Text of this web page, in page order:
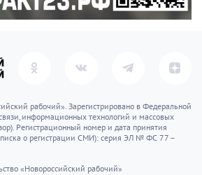
рабочий». Зарегистрировано в Федеральной
информационных технологий и массовых
Регистрационный номер и дата принятия
о регистрации СМИ): серия ЭЛ № ФС 77 –
«Новороссийский рабочий»